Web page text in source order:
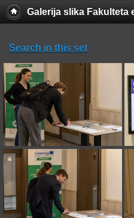
Galerija slika Fakulteta
Search in this set